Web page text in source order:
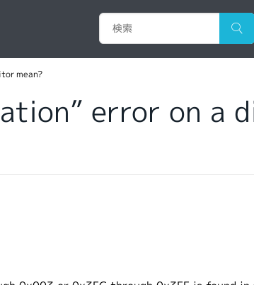
mean?
error on a